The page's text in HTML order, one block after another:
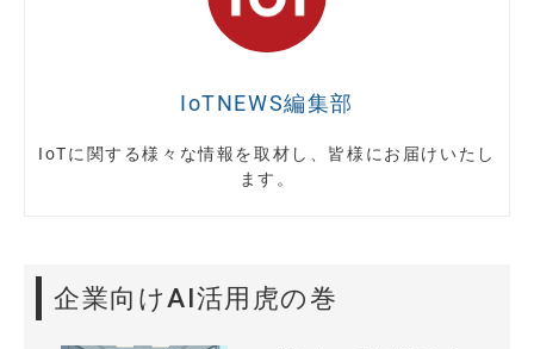
IoTNEWS編集部
IoTに関する様々な情報を取材し、皆様にお届けいたし
ます。
企業向けAI活用虎の巻